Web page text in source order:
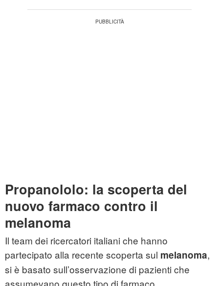
Propanololo: la scoperta del
nuovo farmaco contro il
melanoma
Il team dei ricercatori italiani che hanno
partecipato alla recente scoperta sul melanoma,
si è basato sull’osservazione di pazienti che